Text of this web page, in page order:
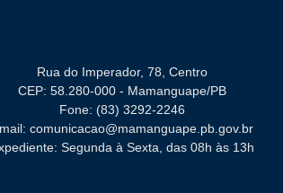
Rua do Imperador, 78, Centro
CEP: 58.280-000 - Mamanguape/PB
Fone: (83) 3292-2246
comunicacao@mamanguape.pb.gov.br
Segunda à Sexta, das 08h às 13h